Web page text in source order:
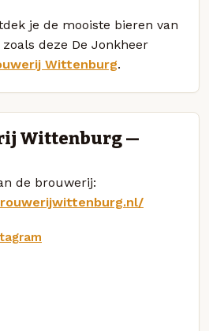
je de mooiste bieren van
deze De Jonkheer
Wittenburg.
Wittenburg —
de brouwerij: